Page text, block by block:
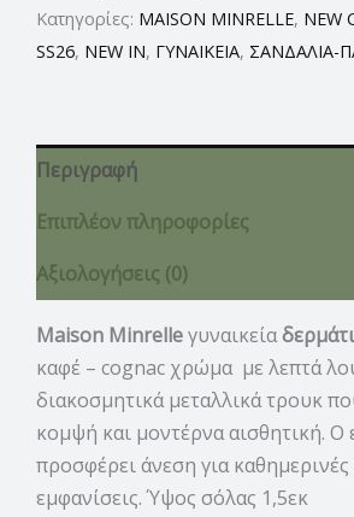
Κατηγορίες: MAISON MINRELLE, NEW
SS26, NEW IN, ΓΥΝΑΙΚΕΙΑ, ΣΑΝΔΑΛΙΑ-
Περιγραφή
Επιπλέον πληροφορίες
Αξιολογήσεις (0)
Maison Minrelleγυναικεία
καφέ – cognac χρώμα με λεπτά
διακοσμητικά μεταλλικά τρουκ
κομψή και μοντέρνα αισθητική. Ο
προσφέρει άνεση για καθημερινές
εμφανίσεις. Ύψος σόλας 1,5εκ